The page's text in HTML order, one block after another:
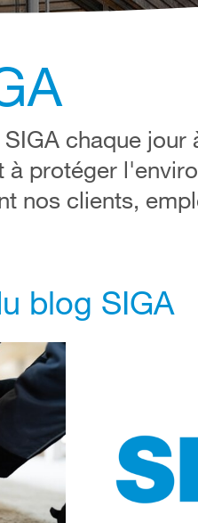
chaque
protéger
nos clients,
blog SIGA